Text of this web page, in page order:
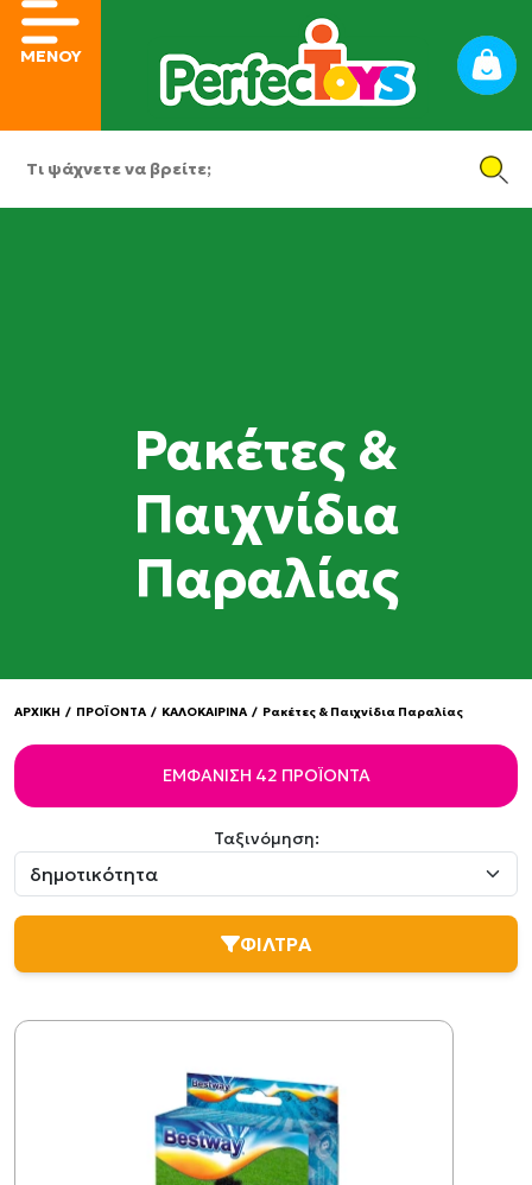
ΜΕΝΟΥ
Ρακέτες &
Παιχνίδια
Παραλίας
ΑΡΧΙΚΗ / ΠΡΟΪΟΝΤΑ / ΚΑΛΟΚΑΙΡΙΝΑ / Ρακέτες & Παιχνίδια Παραλίας
ΕΜΦΆΝΙΣΗ 42 ΠΡΟΪΌΝΤΑ
Ταξινόμηση:
ΦΙΛΤΡΑ